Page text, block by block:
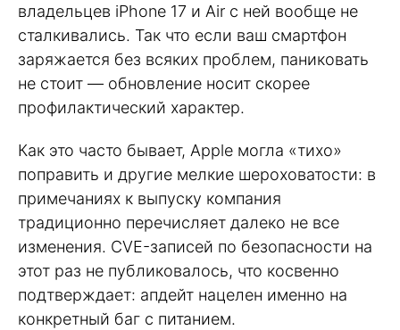
владельцев iPhone 17 и Air с ней вообще не
сталкивались. Так что если ваш смартфон
заряжается без всяких проблем, паниковать
не стоит — обновление носит скорее
профилактический характер.
Как это часто бывает, Apple могла «тихо»
поправить и другие мелкие шероховатости: в
примечаниях к выпуску компания
традиционно перечисляет далеко не все
изменения. CVE-записей по безопасности на
этот раз не публиковалось, что косвенно
подтверждает: апдейт нацелен именно на
конкретный баг с питанием.